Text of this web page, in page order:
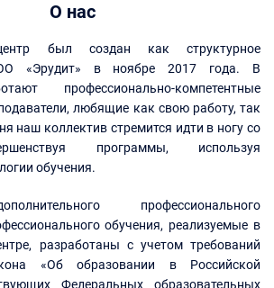
О нас
был создан как структурное
«Эрудит» в ноябре 2017 года. В
профессионально-компетентные
любящие как свою работу, так
наш коллектив стремится идти в ногу со
программы, используя
обучения.
профессионального
обучения, реализуемые в
разработаны с учетом требований
«Об образовании в Российской
Федеральных образовательных